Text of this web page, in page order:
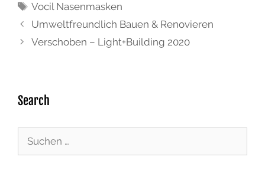
Vocil Nasenmasken
Umweltfreundlich Bauen & Renovieren
Verschoben – Light+Building 2020
Search